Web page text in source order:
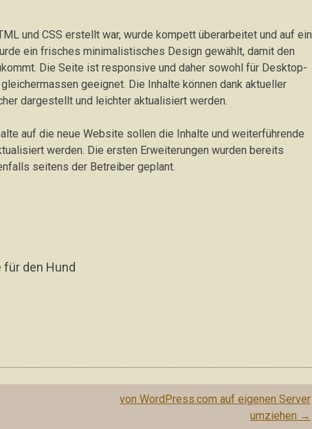
und CSS erstellt war, wurde kompett überarbeitet und auf ein
ein frisches minimalistisches Design gewählt, damit den
Die Seite ist responsive und daher sowohl für Desktop-
geeignet. Die Inhalte können dank aktueller
dargestellt und leichter aktualisiert werden.
auf die neue Website sollen die Inhalte und weiterführende
werden. Die ersten Erweiterungen wurden bereits
seitens der Betreiber geplant.
den Hund
von WordPress.com auf eigenen Server
umziehen →